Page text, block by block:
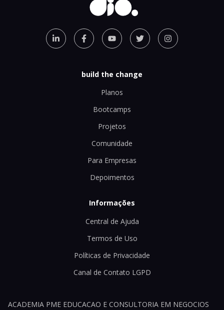
build the change
Planos
Bootcamps
Projetos
Comunidade
Para Empresas
Depoimentos
Informações
Central de Ajuda
Termos de Uso
Políticas de Privacidade
Canal de Contato LGPD
ACADEMIA PME EDUCACAO E CONSULTORIA EM NEGOCIOS